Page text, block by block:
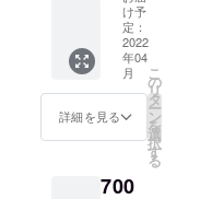
だきま
す。 ※
ハイ
シーズ
(12/24-
1/10、
は利用
ら2023
年3月31
日】ま
でにな
りま
す。 ※
ご予約
は21年3
を開始
題。温
泉入り
放題で
す。 ロ
ゴ入り
モバイ
ルバッ
テリー
付き。
ンシェ
いただ
ける
「リ
ゾート
宿泊」
チケッ
トのパ
スポー
トで
予約) ★
ランピ
ングリ
ゾート
１泊２
日貸切
チケッ
ト」】
●オリジ
ナルモ
バッテ
け予
定：
2022
年04
月
詳細を見る
こ
の
リ
タ
ー
ン
を
選
択
す
る
700